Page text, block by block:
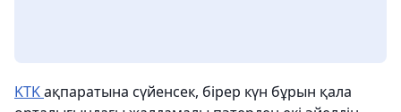
KTKақпаратына сүйенсек, бірер күн бұрын қала